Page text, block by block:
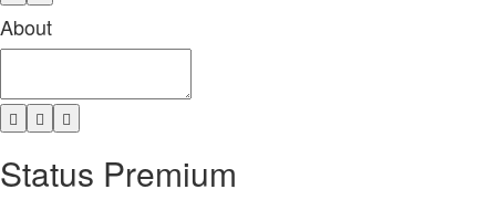
About
Status Premium